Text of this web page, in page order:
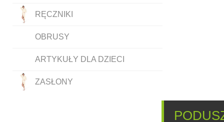
RĘCZNIKI
OBRUSY
ARTYKUŁY DLA DZIECI
ZASŁONY